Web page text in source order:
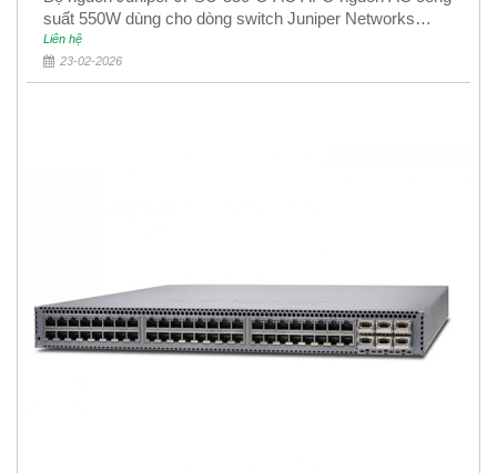
suất 550W dùng cho dòng switch Juniper Networks
EX4400
Liên hệ
23-02-2026